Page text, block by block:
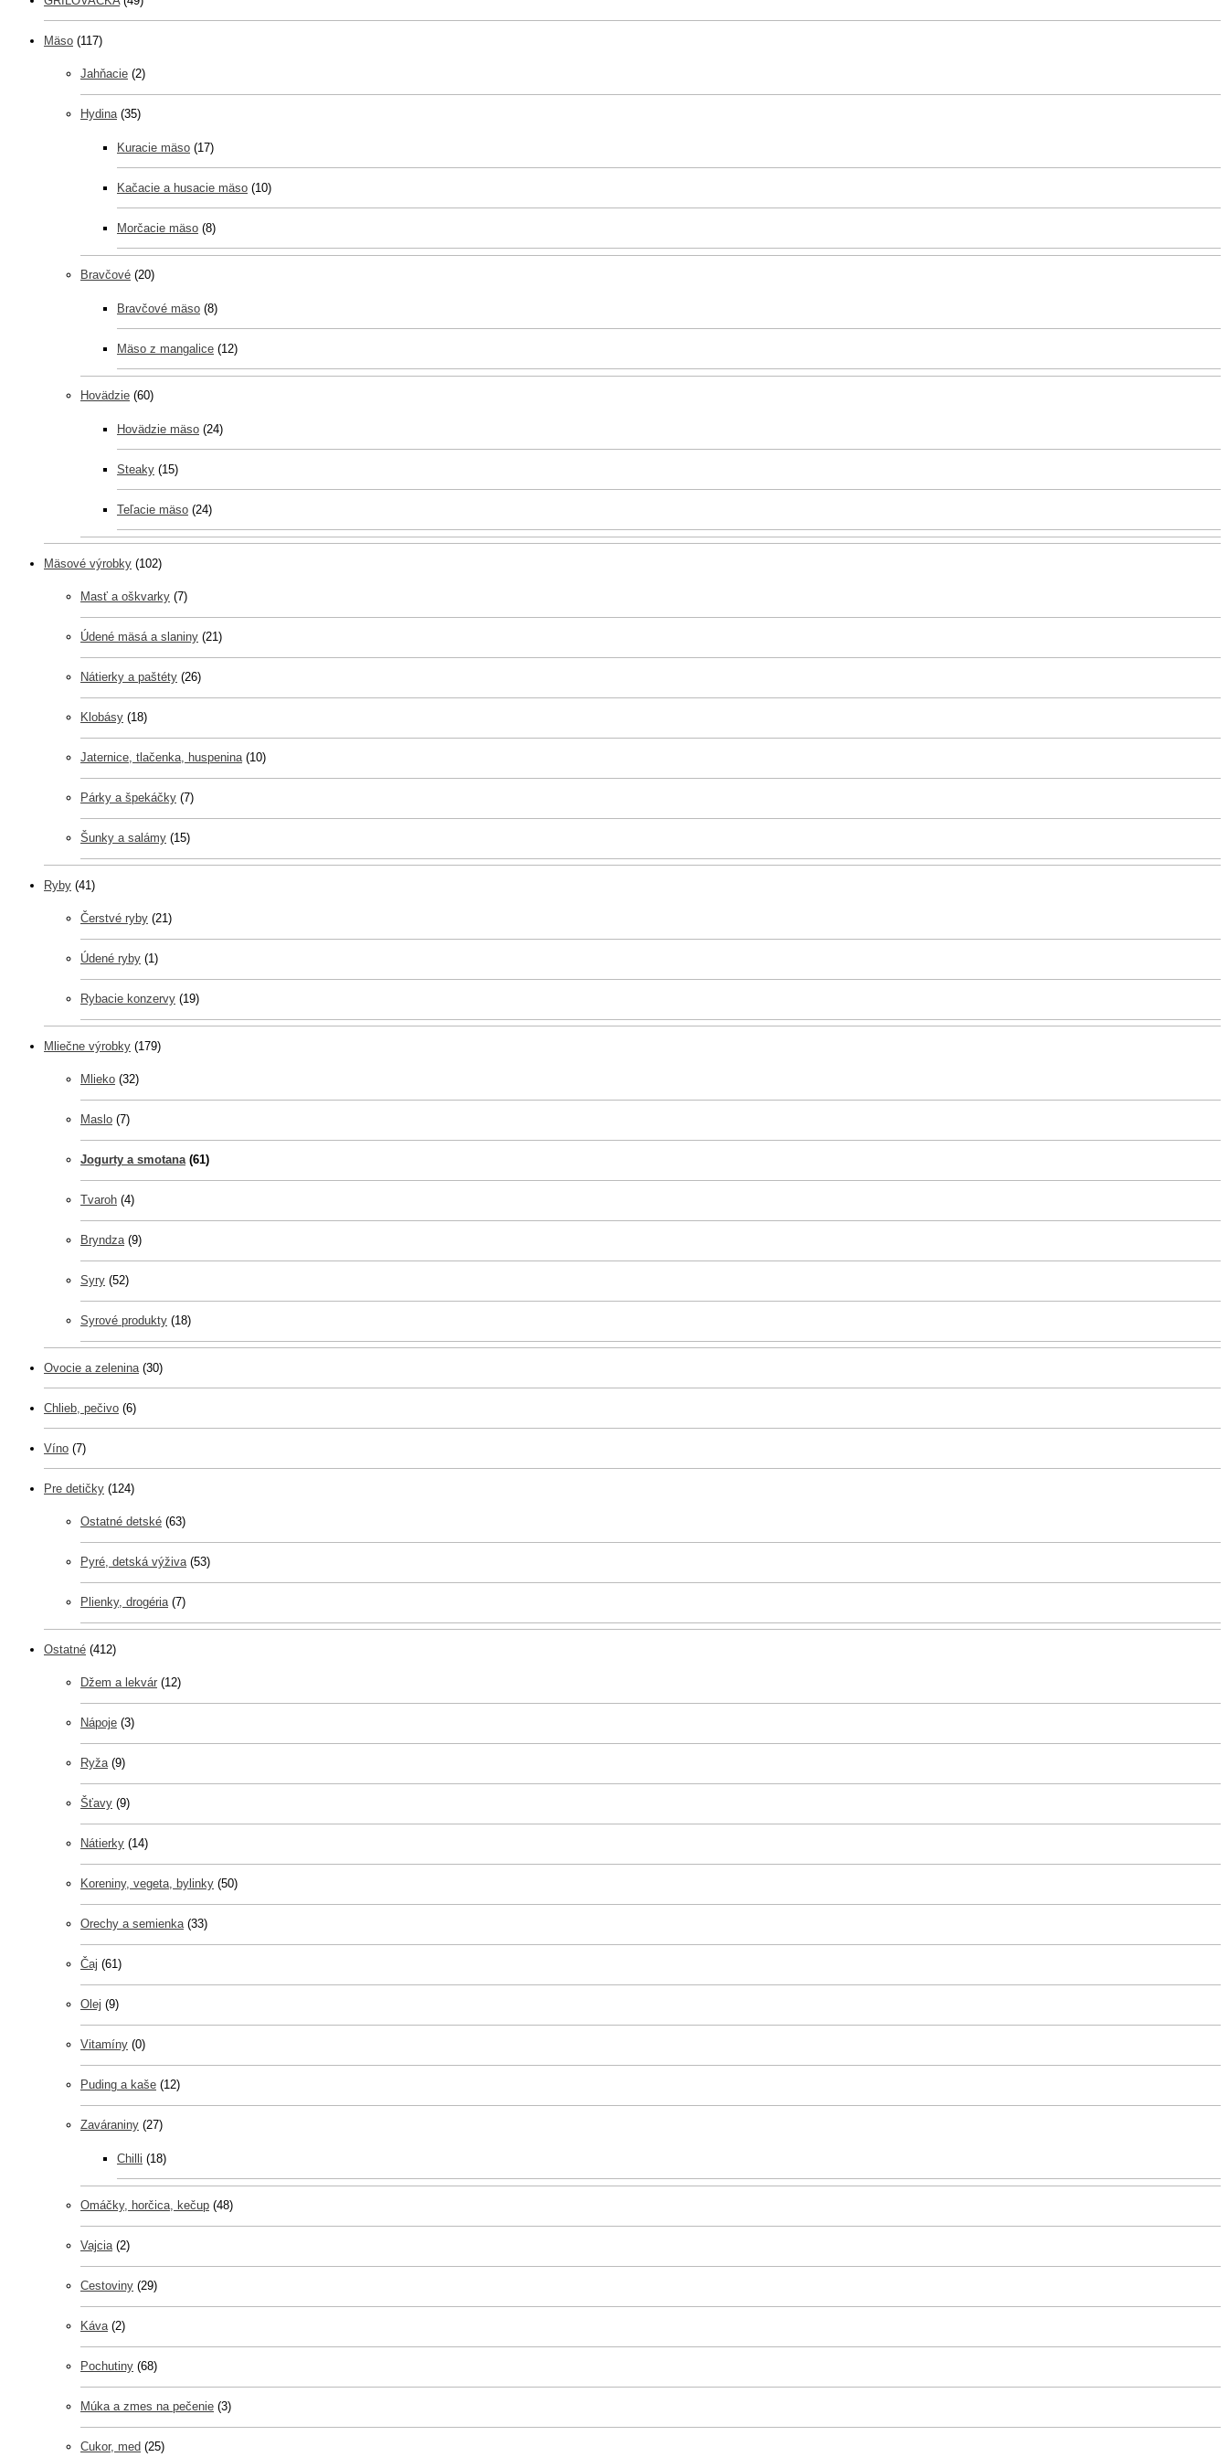
Mäso (117)
Jahňacie (2)
Hydina (35)
Kuracie mäso (17)
Kačacie a husacie mäso (10)
Morčacie mäso (8)
Bravčové (20)
Bravčové mäso (8)
Mäso z mangalice (12)
Hovädzie (60)
Hovädzie mäso (24)
Steaky (15)
Teľacie mäso (24)
Mäsové výrobky (102)
Masť a oškvarky (7)
Údené mäsá a slaniny (21)
Nátierky a paštéty (26)
Klobásy (18)
Jaternice, tlačenka, huspenina (10)
Párky a špekáčky (7)
Šunky a salámy (15)
Ryby (41)
Čerstvé ryby (21)
Údené ryby (1)
Rybacie konzervy (19)
Mliečne výrobky (179)
Mlieko (32)
Maslo (7)
Jogurty a smotana (61)
Tvaroh (4)
Bryndza (9)
Syry (52)
Syrové produkty (18)
Ovocie a zelenina (30)
Chlieb, pečivo (6)
Víno (7)
Pre detičky (124)
Ostatné detské (63)
Pyré, detská výživa (53)
Plienky, drogéria (7)
Ostatné (412)
Džem a lekvár (12)
Nápoje (3)
Ryža (9)
Šťavy (9)
Nátierky (14)
Koreniny, vegeta, bylinky (50)
Orechy a semienka (33)
Čaj (61)
Olej (9)
Vitamíny (0)
Puding a kaše (12)
Zaváraniny (27)
Chilli (18)
Omáčky, horčica, kečup (48)
Vajcia (2)
Cestoviny (29)
Káva (2)
Pochutiny (68)
Múka a zmes na pečenie (3)
Cukor, med (25)